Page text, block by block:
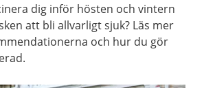
dig inför hösten och vintern
att bli allvarligt sjuk? Läs mer
och hur du gör